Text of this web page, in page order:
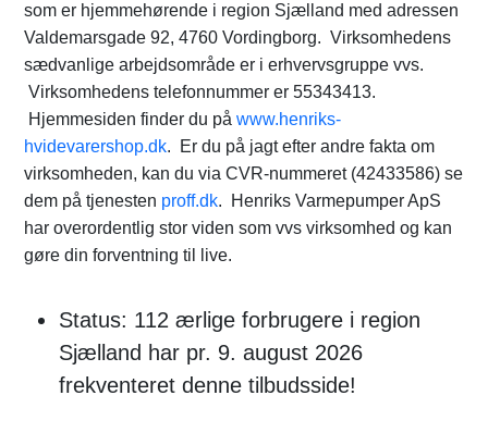
som er hjemmehørende i region Sjælland med adressen
Valdemarsgade 92, 4760 Vordingborg. Virksomhedens
sædvanlige arbejdsområde er i erhvervsgruppe vvs.
Virksomhedens telefonnummer er 55343413.
Hjemmesiden finder du på www.henriks-
hvidevarershop.dk. Er du på jagt efter andre fakta om
virksomheden, kan du via CVR-nummeret (42433586) se
dem på tjenesten proff.dk. Henriks Varmepumper ApS
har overordentlig stor viden som vvs virksomhed og kan
gøre din forventning til live.
Status: 112 ærlige forbrugere i region
Sjælland har pr. 9. august 2026
frekventeret denne tilbudsside!